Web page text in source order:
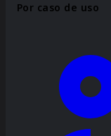
Por caso de uso